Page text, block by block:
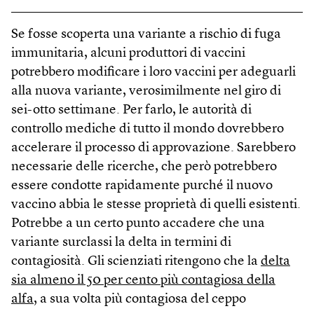
Se fosse scoperta una variante a rischio di fuga
immunitaria, alcuni produttori di vaccini
potrebbero modificare i loro vaccini per adeguarli
alla nuova variante, verosimilmente nel giro di
sei-otto settimane. Per farlo, le autorità di
controllo mediche di tutto il mondo dovrebbero
accelerare il processo di approvazione. Sarebbero
necessarie delle ricerche, che però potrebbero
essere condotte rapidamente purché il nuovo
vaccino abbia le stesse proprietà di quelli esistenti.
Potrebbe a un certo punto accadere che una
variante surclassi la delta in termini di
contagiosità. Gli scienziati ritengono che la delta
sia almeno il 50 per cento più contagiosa della
alfa, a sua volta più contagiosa del ceppo